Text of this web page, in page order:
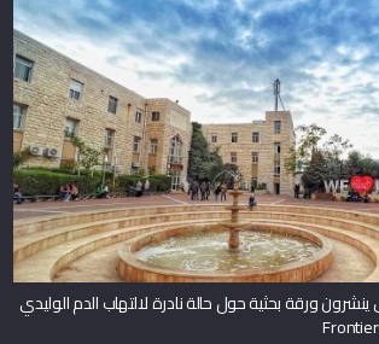
ورقة بحثية حول حالة نادرة لالتهاب الدم الوليدي